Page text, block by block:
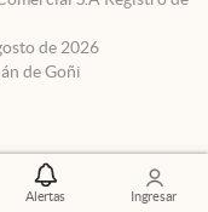
Alertas Ingresar
de 2026
de Goñi